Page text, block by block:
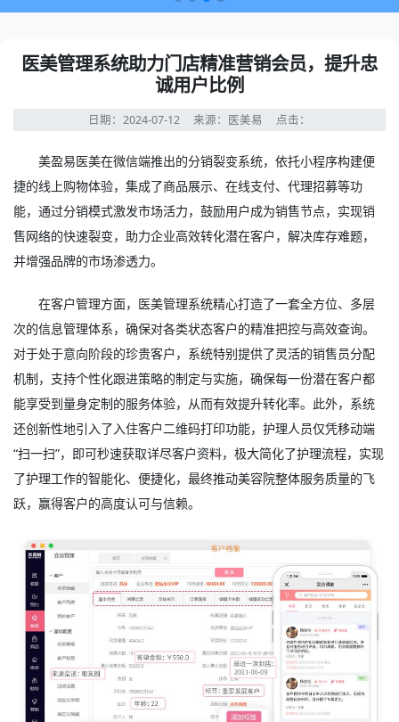
医美管理系统助力门店精准营销会员，提升忠
诚用户比例
日期：2024-07-12 来源：医美易 点击：
美盈易医美在微信端推出的分销裂变系统，依托小程序构建便
捷的线上购物体验，集成了商品展示、在线支付、代理招募等功
能，通过分销模式激发市场活力，鼓励用户成为销售节点，实现销
售网络的快速裂变，助力企业高效转化潜在客户，解决库存难题，
并增强品牌的市场渗透力。
在客户管理方面， 医美管理系统精心打造了一套全方位、多层
次的信息管理体系，确保对各类状态客户的精准把控与高效查询。
对于处于意向阶段的珍贵客户，系统特别提供了灵活的销售员分配
机制，支持个性化跟进策略的制定与实施，确保每一份潜在客户都
能享受到量身定制的服务体验，从而有效提升转化率。此外，系统
还创新性地引入了入住客户二维码打印功能，护理人员仅凭移动端
“扫一扫”，即可秒速获取详尽客户资料，极大简化了护理流程，实现
了护理工作的智能化、便捷化，最终推动美容院整体服务质量的飞
跃，赢得客户的高度认可与信赖。